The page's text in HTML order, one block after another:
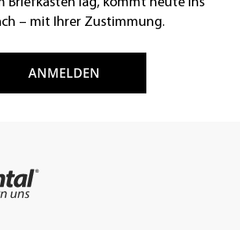
– mit Ihrer Zustimmung.
ANMELDEN